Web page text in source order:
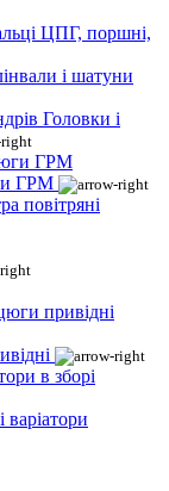
ЦПГ, поршні,
і шатуни
Головки і
ГРМ
повітряні
привідні
в зборі
варіатори